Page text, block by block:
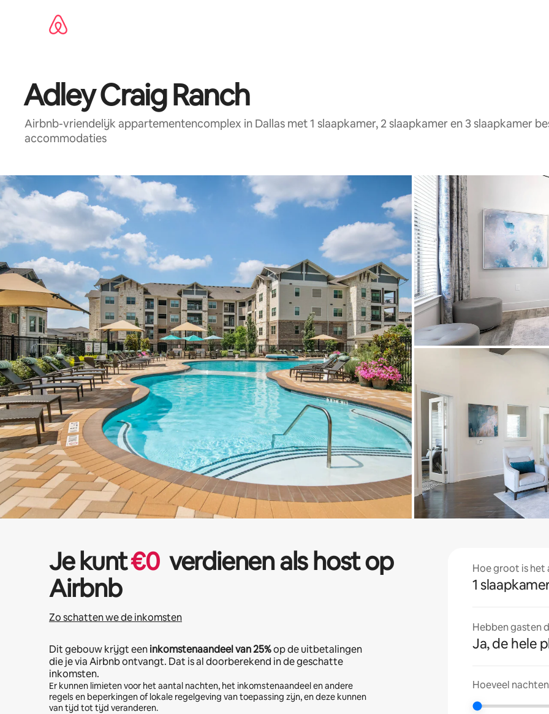
Adley Craig Ranch
Airbnb-vriendelijk appartementencomplex in Dallas met 1 slaapkamer, 2 slaapkamer en 3 slaapkamer
accommodaties
Je kunt€0 verdienen als host op
Airbnb
Zo schatten we de inkomsten
Dit gebouw krijgt eeninkomstenaandeel van25%op de uitbetalingen
die je via Airbnb ontvangt. Dat is al doorberekend in de geschatte
inkomsten.
Er kunnen limieten voor het aantal nachten, het inkomstenaandeel en andere
regels en beperkingen of lokale regelgeving van toepassing zijn, en deze kunnen
van tijd tot tijd veranderen.
Hoe groot is
1
Hebben gasten
Ja, de hele
Hoeveel